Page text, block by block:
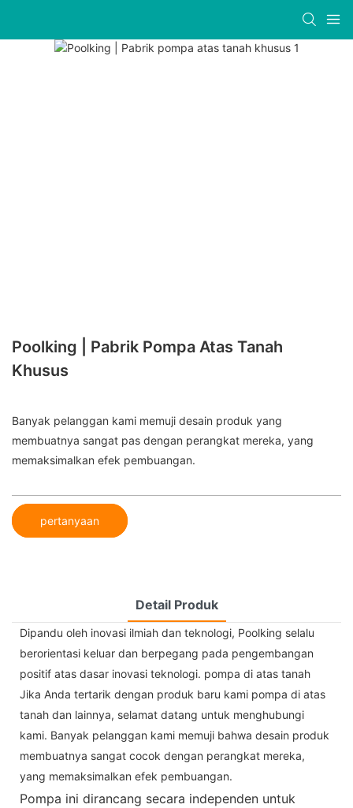
Poolking | Pabrik Pompa Atas Tanah
Khusus
Banyak pelanggan kami memuji desain produk yang
membuatnya sangat pas dengan perangkat mereka, yang
memaksimalkan efek pembuangan.
pertanyaan
Detail Produk
Dipandu oleh inovasi ilmiah dan teknologi, Poolking selalu
berorientasi keluar dan berpegang pada pengembangan
positif atas dasar inovasi teknologi. pompa di atas tanah
Jika Anda tertarik dengan produk baru kami pompa di atas
tanah dan lainnya, selamat datang untuk menghubungi
kami. Banyak pelanggan kami memuji bahwa desain produk
membuatnya sangat cocok dengan perangkat mereka,
yang memaksimalkan efek pembuangan.
Pompa ini dirancang secara independen untuk